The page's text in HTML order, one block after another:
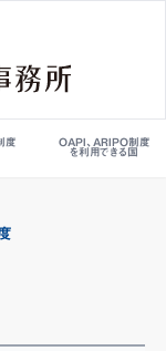
度
OAPI、ARIPO制度
を利用できる国